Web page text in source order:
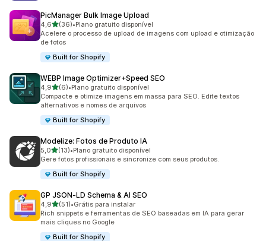
PicManager Bulk Image Upload
4,6de 5 estrelas
(36)
36 avaliações ao todo
•Plano gratuito disponível
Acelere o processo de upload de imagens com upload e otimização
de fotos
Built for Shopify
WEBP Image Optimizer+Speed SEO
4,9de 5 estrelas
(6)
6 avaliações ao todo
•Plano gratuito disponível
Compacte e otimize imagens em massa para SEO. Edite textos
alternativos e nomes de arquivos
Built for Shopify
Modelize: Fotos de Produto IA
5,0de 5 estrelas
(13)
13 avaliações ao todo
•Plano gratuito disponível
Gere fotos profissionais e sincronize com seus produtos.
Built for Shopify
GP JSON‑LD Schema & AI SEO
4,9de 5 estrelas
(51)
51 avaliações ao todo
•Grátis para instalar
Rich snippets e ferramentas de SEO baseadas em IA para gerar
mais cliques no Google
Built for Shopify